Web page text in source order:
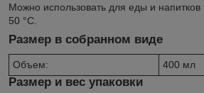
Можно использовать для еды и напитков
50 °C.
Размер в собранном виде
Объем: 400 мл
Размер и вес упаковки